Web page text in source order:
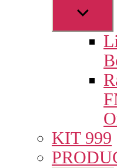
Show
sub
KIT 999